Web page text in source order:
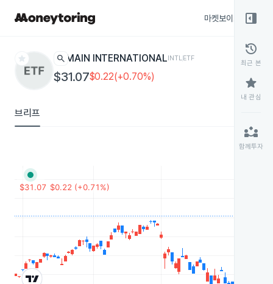
마켓보이스
star search MAIN INTERNATIONALINTLETF
$31.07$0.22(+0.70%)
브리프
right_panel_open
history
최근 본
star
내 관심
partner_exchange
함께투자